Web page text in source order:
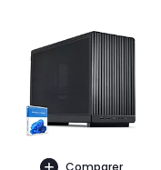
Comparer